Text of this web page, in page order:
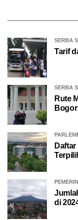
SERBA
Tarif
SERBA
Rute
di